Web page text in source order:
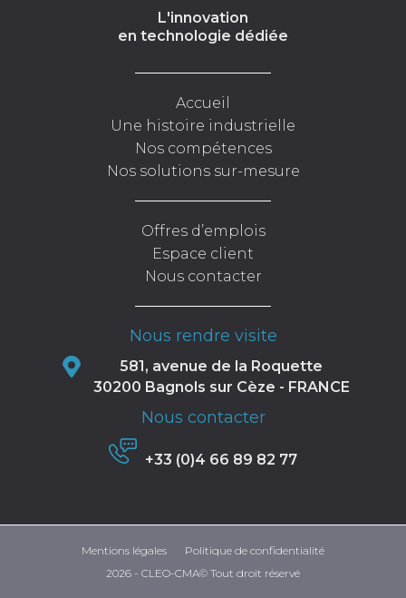
L'innovation
en technologie dédiée
Accueil
Une histoire industrielle
Nos compétences
Nos solutions sur-mesure
Offres d’emplois
Espace client
Nous contacter
Nous rendre visite
581, avenue de la Roquette
30200 Bagnols sur Cèze - FRANCE
Nous contacter
+33 (0)4 66 89 82 77
Mentions légales
Politique de confidentialité
2026 - CLEO-CMA© Tout droit réservé